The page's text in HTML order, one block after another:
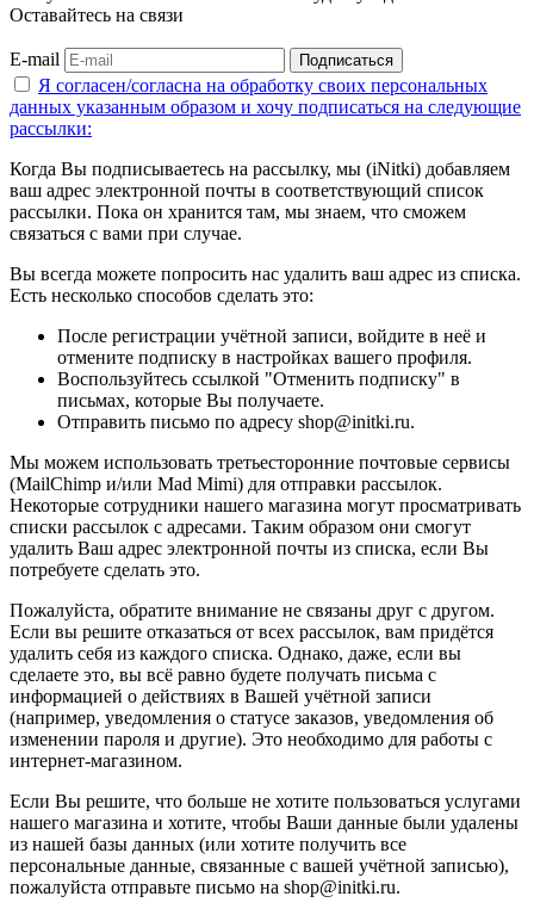
Оставайтесь на связи
E-mail Подписаться
Я согласен/согласна на обработку своих персональных
данных указанным образом и хочу подписаться на следующие
рассылки:
Когда Вы подписываетесь на рассылку, мы (iNitki) добавляем
ваш адрес электронной почты в соответствующий список
рассылки. Пока он хранится там, мы знаем, что сможем
связаться с вами при случае.
Вы всегда можете попросить нас удалить ваш адрес из списка.
Есть несколько способов сделать это:
После регистрации учётной записи, войдите в неё и
отмените подписку в настройках вашего профиля.
Воспользуйтесь ссылкой "Отменить подписку" в
письмах, которые Вы получаете.
Отправить письмо по адресу shop@initki.ru.
Мы можем использовать третьесторонние почтовые сервисы
(MailChimp и/или Mad Mimi) для отправки рассылок.
Некоторые сотрудники нашего магазина могут просматривать
списки рассылок с адресами. Таким образом они смогут
удалить Ваш адрес электронной почты из списка, если Вы
потребуете сделать это.
Пожалуйста, обратите внимание не связаны друг с другом.
Если вы решите отказаться от всех рассылок, вам придётся
удалить себя из каждого списка. Однако, даже, если вы
сделаете это, вы всё равно будете получать письма с
информацией о действиях в Вашей учётной записи
(например, уведомления о статусе заказов, уведомления об
изменении пароля и другие). Это необходимо для работы с
интернет-магазином.
Если Вы решите, что больше не хотите пользоваться услугами
нашего магазина и хотите, чтобы Ваши данные были удалены
из нашей базы данных (или хотите получить все
персональные данные, связанные с вашей учётной записью),
пожалуйста отправьте письмо на shop@initki.ru.